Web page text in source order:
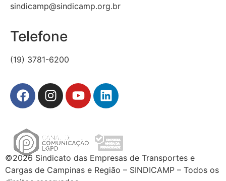
sindicamp@sindicamp.org.br
Telefone
(19) 3781-6200
©2026 Sindicato das Empresas de Transportes e
Cargas de Campinas e Região – SINDICAMP – Todos os